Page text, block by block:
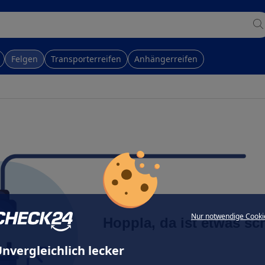
Nur notwendige
lecker
Felgen Transporterreifen Anhängerreifen
Hoppla, da ist etwas